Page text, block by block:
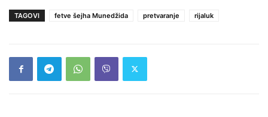
TAGOVI fetve šejha Munedžida pretvaranje rijaluk